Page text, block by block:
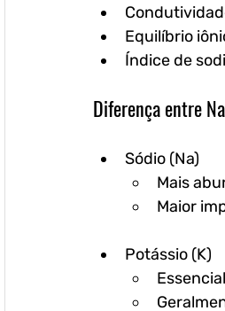
Equilíbrio
Índice de
Diferença entre
Sódio (Na)
Mais
Maior
Potássio (K)